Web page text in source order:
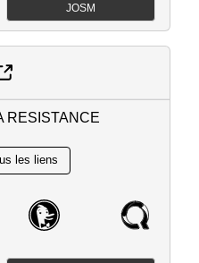
JOSM
RESISTANCE